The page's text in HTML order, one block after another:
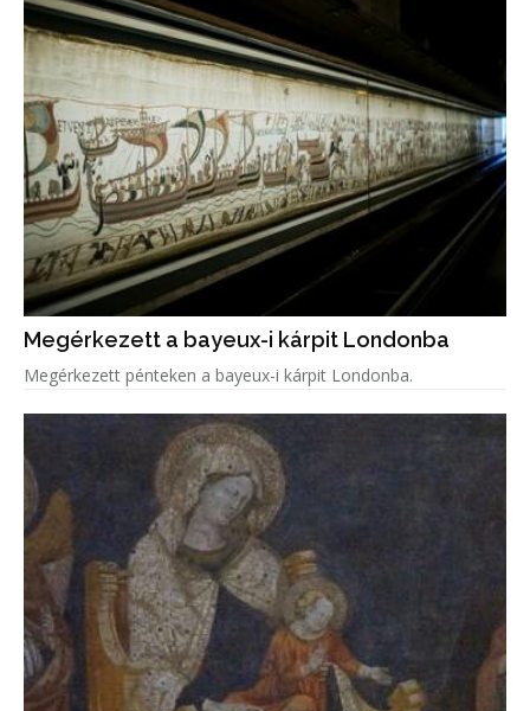
Megérkezett a bayeux-i kárpit Londonba
Megérkezett pénteken a bayeux-i kárpit Londonba.